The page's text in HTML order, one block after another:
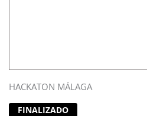
HACKATON MÁLAGA
FINALIZADO